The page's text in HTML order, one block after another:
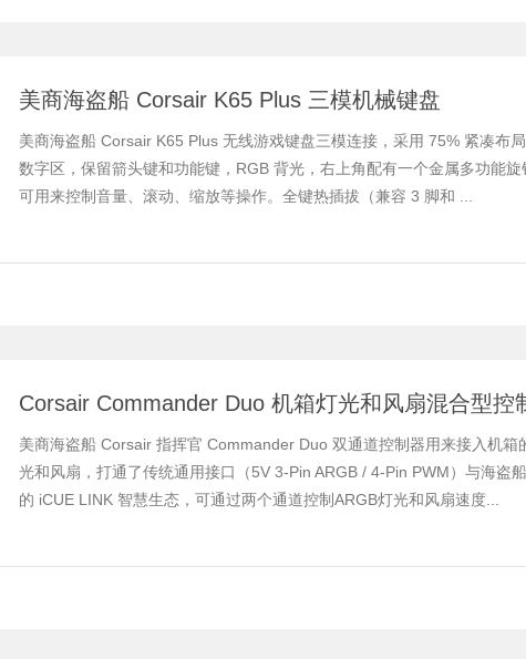
美商海盗船 Corsair K65 Plus 三模机械键盘
美商海盗船 Corsair K65 Plus 无线游戏键盘三模连接，采用 75% 紧凑布
数字区，保留箭头键和功能键，RGB 背光，右上角配有一个金属多功能旋
可用来控制音量、滚动、缩放等操作。全键热插拔（兼容 3 脚和 ...
Corsair Commander Duo 机箱灯光和风扇混合型控
美商海盗船 Corsair 指挥官 Commander Duo 双通道控制器用来接入机箱
光和风扇，打通了传统通用接口（5V 3-Pin ARGB / 4-Pin PWM）与海盗
的 iCUE LINK 智慧生态，可通过两个通道控制ARGB灯光和风扇速度...